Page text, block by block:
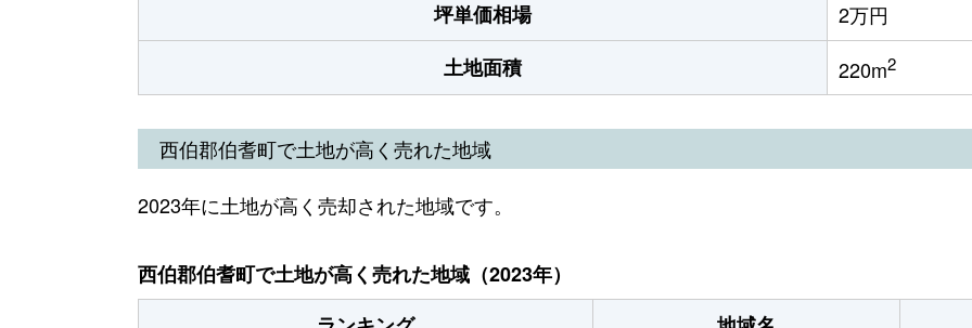
坪単価相場
2万円
土地面積
220m2
西伯郡伯耆町で土地が高く売れた地域
2023年に土地が高く売却された地域です。
西伯郡伯耆町で土地が高く売れた地域（2023年）